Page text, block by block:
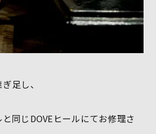
足し、
同じDOVEヒールにてお修理さ